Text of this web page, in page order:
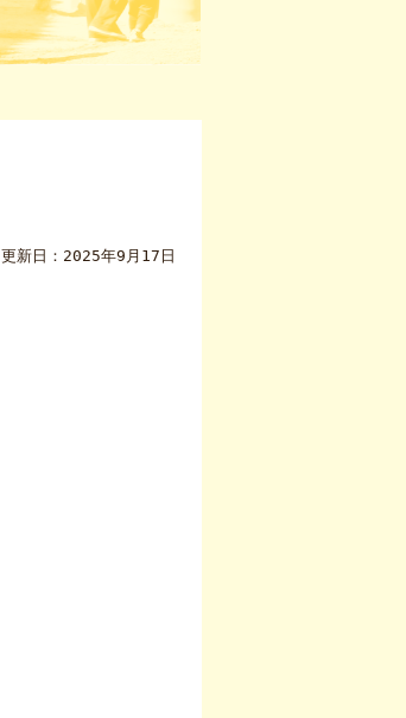
更新日：2025年9月17日